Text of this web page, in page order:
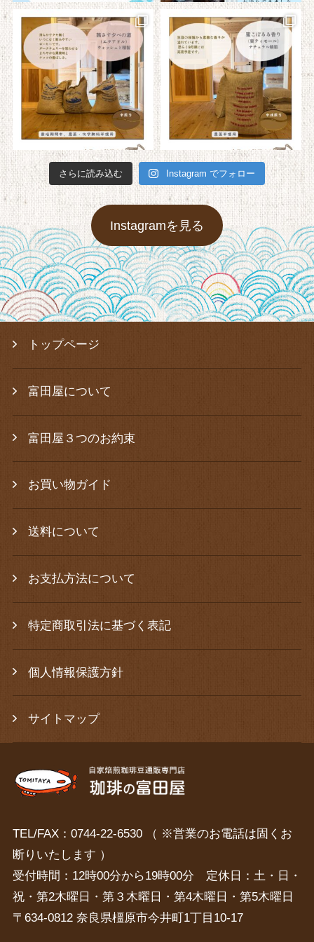
さらに読み込む Instagram でフォロー
Instagramを見る
トップページ
富田屋について
富田屋３つのお約束
お買い物ガイド
送料について
お支払方法について
特定商取引法に基づく表記
個人情報保護方針
サイトマップ
TEL/FAX：0744-22-6530 （ ※営業のお電話は固くお
断りいたします ）
受付時間：12時00分から19時00分 定休日：土・日・
祝・第2木曜日・第３木曜日・第4木曜日・第5木曜日
〒634-0812 奈良県橿原市今井町1丁目10-17